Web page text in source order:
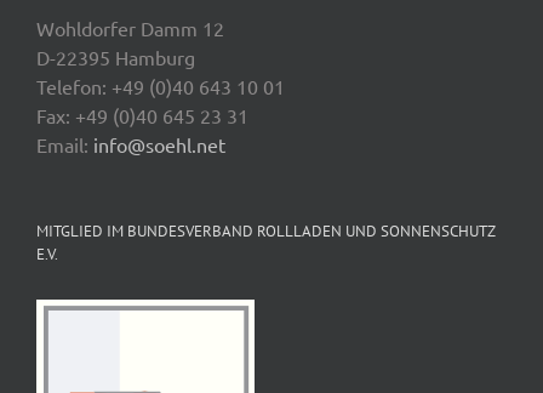
Wohldorfer Damm 12
D-22395 Hamburg
Telefon: +49 (0)40 643 10 01
Fax: +49 (0)40 645 23 31
Email: info@soehl.net
MITGLIED IM BUNDESVERBAND ROLLLADEN UND SONNENSCHUTZ
E.V.